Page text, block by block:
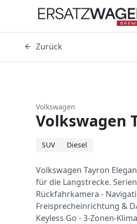
Zurück
Volkswagen
Volkswagen
SUV Diesel
Volkswagen Tayron
für die Langstrecke.
Rückfahrkamera -
Freisprecheinrichtung &
Keyless Go - 3-Zonen-